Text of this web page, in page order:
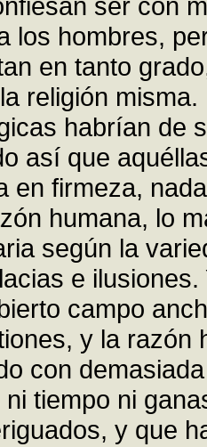
los hombres,
en tanto
religión
habrían de
así que
en firmeza,
humana, lo
según la
e
campo
y la razón
con
tiempo ni
y que